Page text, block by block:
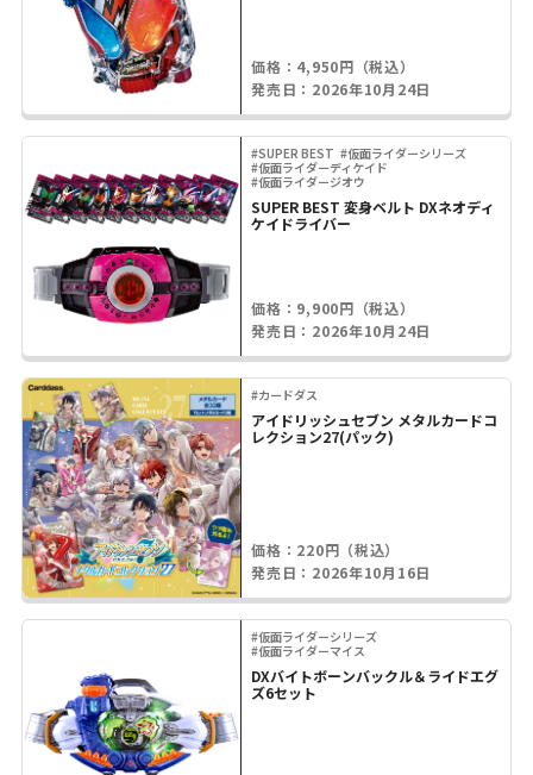
価格：4,950円（税込）
発売日：2026年10月24日
#SUPER BEST #仮面ライダーシリーズ
#仮面ライダーディケイド
#仮面ライダージオウ
SUPER BEST 変身ベルト DXネオディ
ケイドライバー
価格：9,900円（税込）
発売日：2026年10月24日
#カードダス
アイドリッシュセブン メタルカードコ
レクション27(パック)
価格：220円（税込）
発売日：2026年10月16日
#仮面ライダーシリーズ
#仮面ライダーマイス
DXバイトボーンバックル＆ライドエグ
ズ6セット